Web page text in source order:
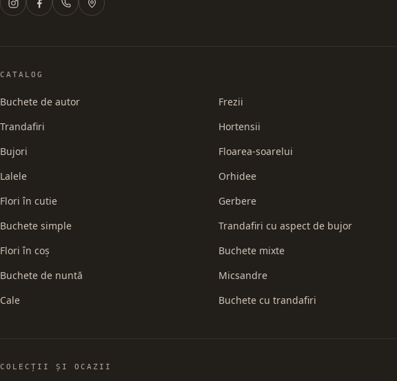
CATALOG
Buchete de autor
Trandafiri
Bujori
Lalele
Flori în cutie
Buchete simple
Flori în coș
Buchete de nuntă
Cale
Frezii
Hortensii
Floarea-soarelui
Orhidee
Gerbere
Trandafiri cu aspect de bujor
Buchete mixte
Micsandre
Buchete cu trandafiri
COLECȚII ȘI OCAZII